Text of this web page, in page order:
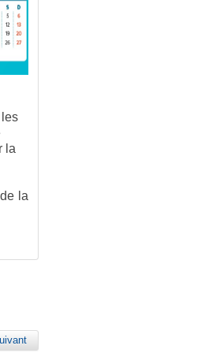
les
la
la